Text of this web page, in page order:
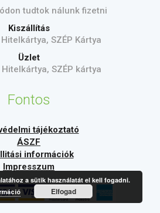
tudtok nálunk fizetni
Kiszállítás
SZÉP Kártya
Üzlet
SZÉP kártya
Fontos
tájékoztató
ÁSZF
információk
Impresszum
a sütik használatát el kell fogadni.
Elfogad